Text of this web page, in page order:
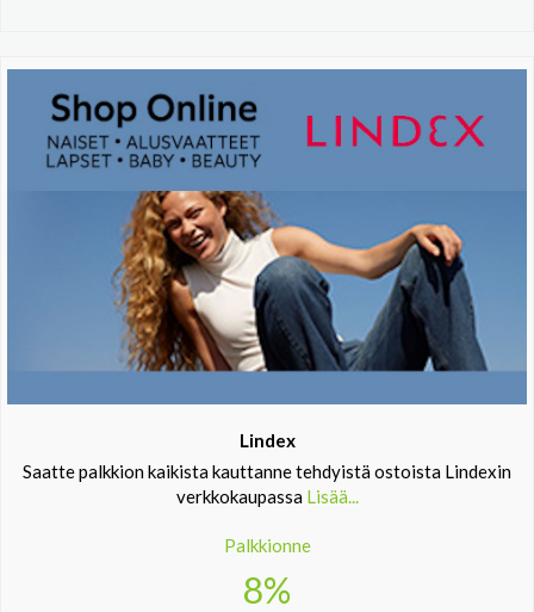
Lindex
Saatte palkkion kaikista kauttanne tehdyistä ostoista Lindexin
verkkokaupassa Lisää...
Palkkionne
8%